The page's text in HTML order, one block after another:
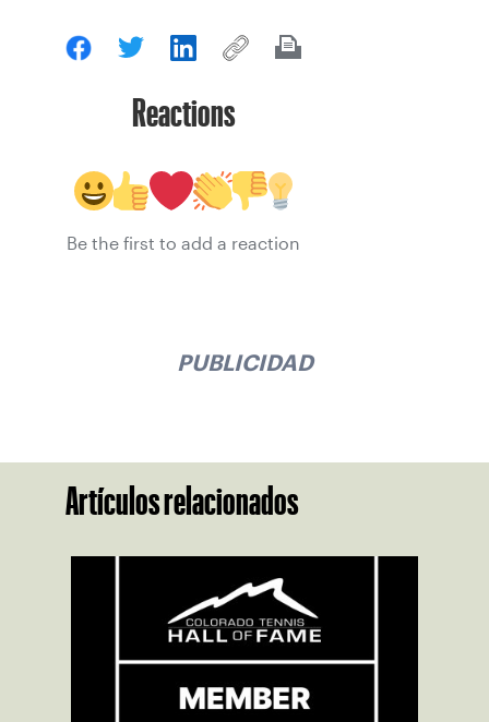
Reactions
Be the first to add a reaction
PUBLICIDAD
Artículos relacionados